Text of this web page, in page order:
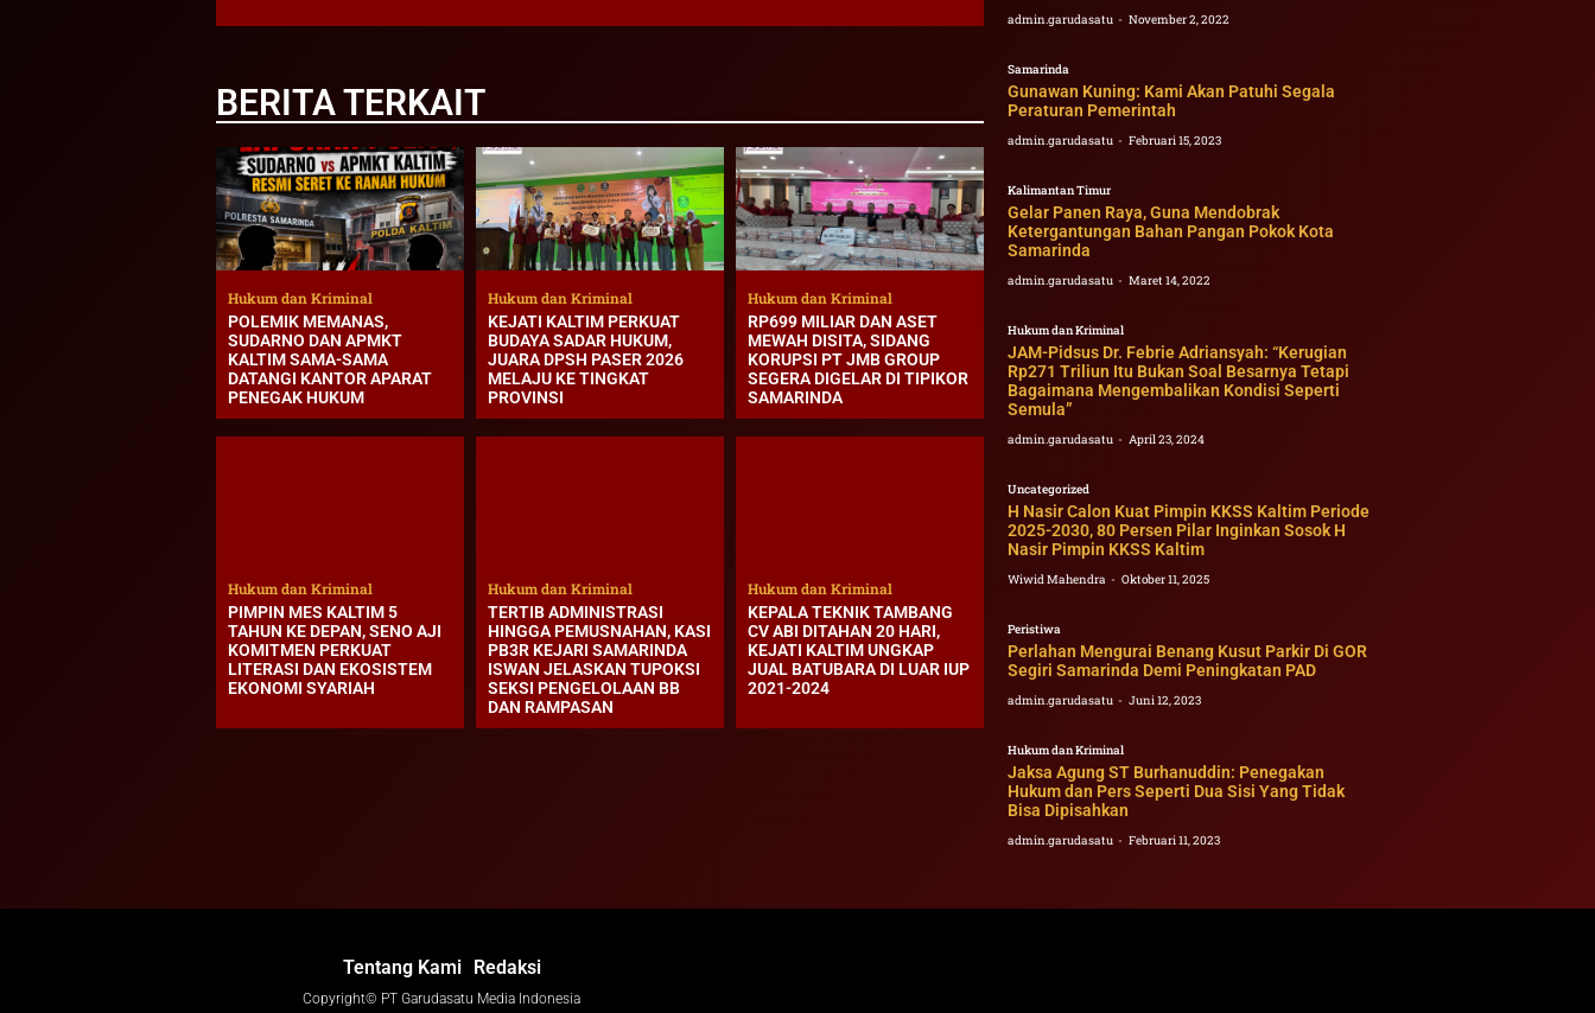
BERITA TERKAIT
Hukum dan Kriminal
POLEMIK MEMANAS,
SUDARNO DAN APMKT
KALTIM SAMA-SAMA
DATANGI KANTOR APARAT
PENEGAK HUKUM
Hukum dan Kriminal
KEJATI KALTIM PERKUAT
BUDAYA SADAR HUKUM,
JUARA DPSH PASER 2026
MELAJU KE TINGKAT
PROVINSI
Hukum dan Kriminal
RP699 MILIAR DAN ASET
MEWAH DISITA, SIDANG
KORUPSI PT JMB GROUP
SEGERA DIGELAR DI TIPIKOR
SAMARINDA
Hukum dan Kriminal
PIMPIN MES KALTIM 5
TAHUN KE DEPAN, SENO AJI
KOMITMEN PERKUAT
LITERASI DAN EKOSISTEM
EKONOMI SYARIAH
Hukum dan Kriminal
TERTIB ADMINISTRASI
HINGGA PEMUSNAHAN, KASI
PB3R KEJARI SAMARINDA
ISWAN JELASKAN TUPOKSI
SEKSI PENGELOLAAN BB
DAN RAMPASAN
Hukum dan Kriminal
KEPALA TEKNIK TAMBANG
CV ABI DITAHAN 20 HARI,
KEJATI KALTIM UNGKAP
JUAL BATUBARA DI LUAR IUP
2021-2024
admin.garudasatu November 2, 2022
Samarinda
Gunawan Kuning: Kami Akan Patuhi Segala
Peraturan Pemerintah
admin.garudasatu Februari 15, 2023
Kalimantan Timur
Gelar Panen Raya, Guna Mendobrak
Ketergantungan Bahan Pangan Pokok Kota
Samarinda
admin.garudasatu Maret 14, 2022
Hukum dan Kriminal
JAM-Pidsus Dr. Febrie Adriansyah: “Kerugian
Rp271 Triliun Itu Bukan Soal Besarnya Tetapi
Bagaimana Mengembalikan Kondisi Seperti
Semula”
admin.garudasatu April 23, 2024
Uncategorized
H Nasir Calon Kuat Pimpin KKSS Kaltim Periode
2025-2030, 80 Persen Pilar Inginkan Sosok H
Nasir Pimpin KKSS Kaltim
Wiwid Mahendra Oktober 11, 2025
Peristiwa
Perlahan Mengurai Benang Kusut Parkir Di GOR
Segiri Samarinda Demi Peningkatan PAD
admin.garudasatu Juni 12, 2023
Hukum dan Kriminal
Jaksa Agung ST Burhanuddin: Penegakan
Hukum dan Pers Seperti Dua Sisi Yang Tidak
Bisa Dipisahkan
admin.garudasatu Februari 11, 2023
Tentang Kami Redaksi
Copyright© PT Garudasatu Media Indonesia